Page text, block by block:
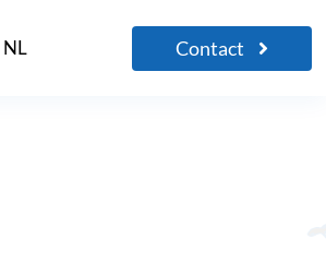
NL Contact